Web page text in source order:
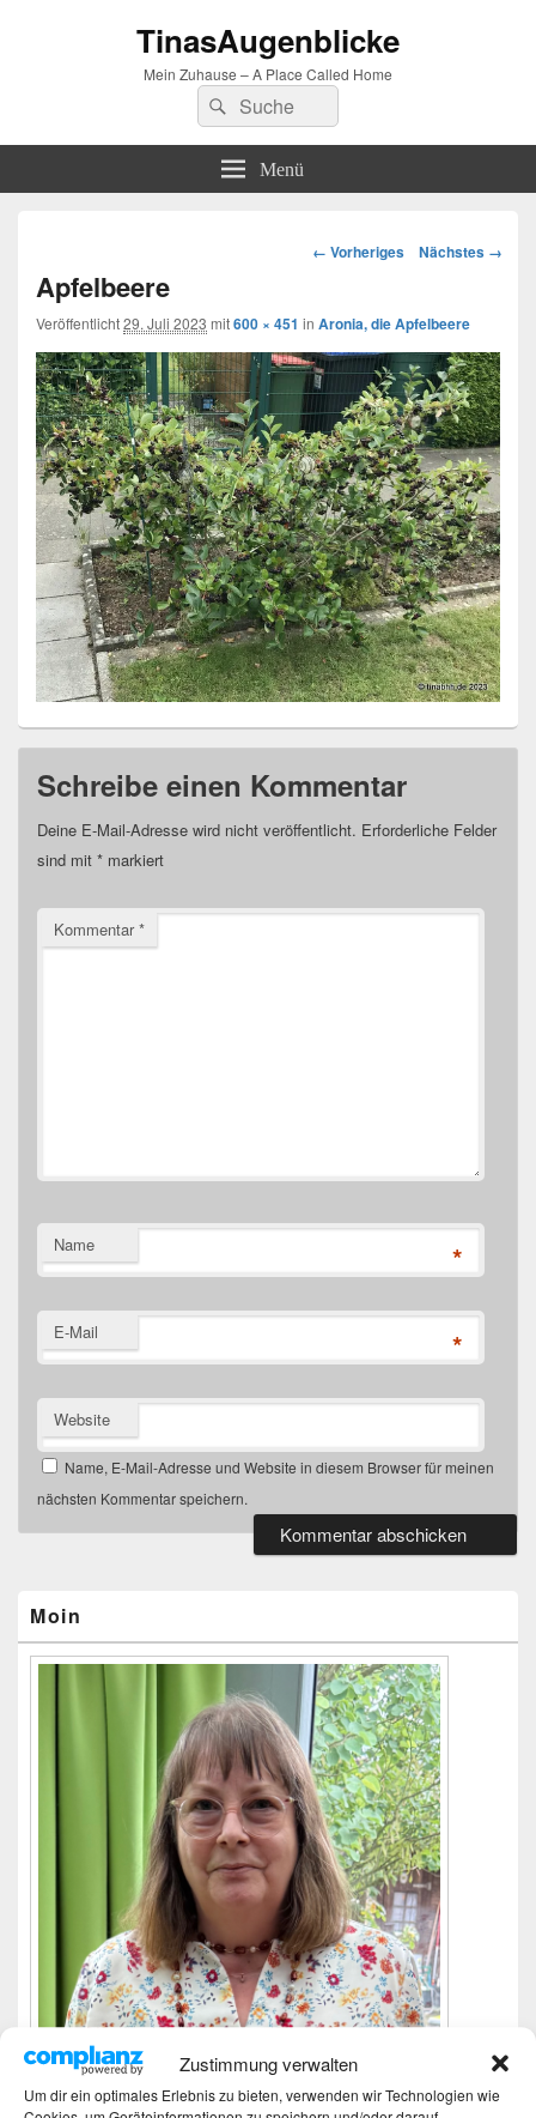
Zustimmung verwalten
Um dir ein optimales Erlebnis zu bieten, verwenden wir Technologien wie
TinasAugenblicke
Mein Zuhause – A Place Called Home
Suchen
nach:
Suchen
Menü
Bilder-
← Vorheriges Nächstes →
Apfelbeere
Veröffentlicht29. Juli 2023 mit600 × 451 in Aronia, die Apfelbeere
Schreibe einen Kommentar
Deine E-Mail-Adresse wird nicht veröffentlicht. Erforderliche Felder
sind mit * markiert
Kommentar*
Name *
E-Mail *
Website
Name, E-Mail-Adresse und Website in diesem Browser für meinen
nächsten Kommentar speichern.
Widgetbereich
Moin